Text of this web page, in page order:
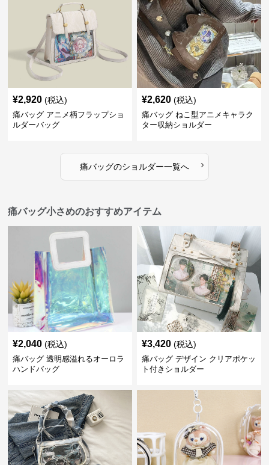
¥2,920 (税込)
痛バッグ アニメ柄フラップショ
ルダーバッグ
¥2,620 (税込)
痛バッグ ねこ型アニメキャラク
ター収納ショルダー
痛バッグのショルダー一覧へ ›
痛バッグ小さめのおすすめアイテム
¥2,040 (税込)
痛バッグ 透明感溢れるオーロラ
ハンドバッグ
¥3,420 (税込)
痛バッグ デザイン クリアポケッ
ト付きショルダー